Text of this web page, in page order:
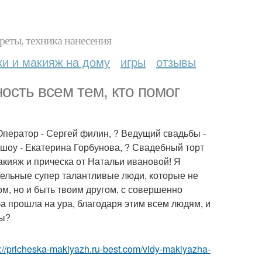
техника нанесения
и макияж на дому игры отзывы
всем тем, кто помог
- Сергей филин, ? Ведущий свадьбы -
- Екатерина Горбунова, ? Свадебный торт
и прическа от Натальи ивановой! Я
супер талантливые люди, которые не
но и быть твоим другом, с совершенно
прошла на ура, благодаря этим всем людям, и
pricheska-makiyazh.ru-best.com/vidy-makiyazha-